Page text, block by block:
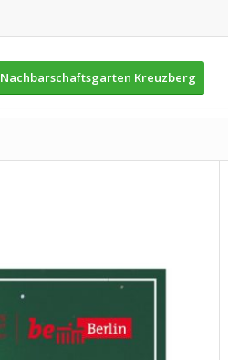
Nachbarschaftsgarten Kreuzberg